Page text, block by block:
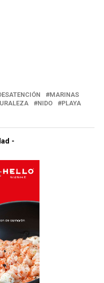
MARINAS
NIDO
PLAYA
-